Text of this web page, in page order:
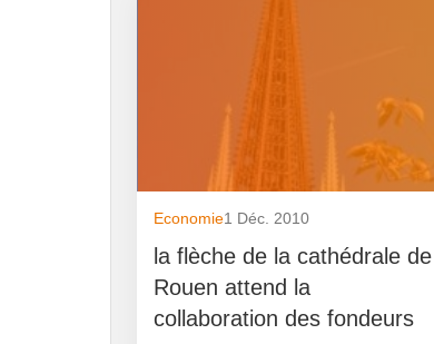
Economie1 Déc. 2010
la flèche de la cathédrale de
Rouen attend la
collaboration des fondeurs